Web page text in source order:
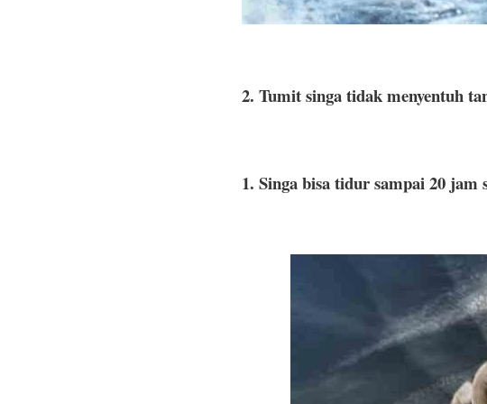
2. Tumit singa tidak menyentuh
1. Singa bisa tidur sampai 20 jam